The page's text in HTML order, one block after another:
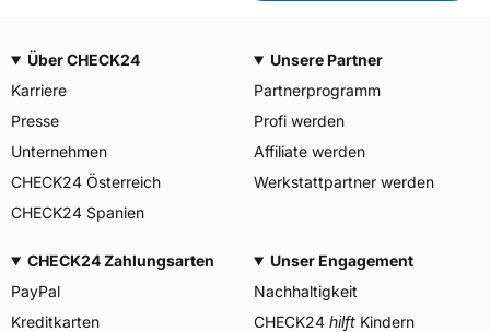
Allgemeine Produktsicherheit (GPSR)
Herstellerkontakt
YOKOHAMA TWS
GERMANY GmbH, Erbach
Deutschland, info-de@mitas-
tires.com
Über CHECK24
Karriere
Presse
Unternehmen
CHECK24 Österreich
CHECK24 Spanien
Unsere Partner
Partnerprogramm
Profi werden
Affiliate werden
Werkstattpartner werden
CHECK24 Zahlungsarten
PayPal
Kreditkarten
Unser Engagement
Nachhaltigkeit
CHECK24 hilft Kindern